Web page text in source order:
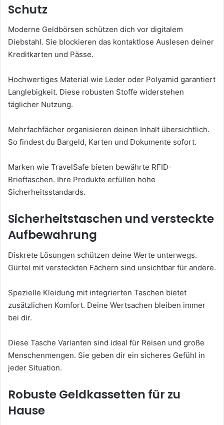
Schutz
Moderne Geldbörsen schützen dich vor digitalem
Diebstahl. Sie blockieren das kontaktlose Auslesen deiner
Kreditkarten und Pässe.
Hochwertiges Material wie Leder oder Polyamid garantiert
Langlebigkeit. Diese robusten Stoffe widerstehen
täglicher Nutzung.
Mehrfachfächer organisieren deinen Inhalt übersichtlich.
So findest du Bargeld, Karten und Dokumente sofort.
Marken wie TravelSafe bieten bewährte RFID-
Brieftaschen. Ihre Produkte erfüllen hohe
Sicherheitsstandards.
Sicherheitstaschen und versteckte
Aufbewahrung
Diskrete Lösungen schützen deine Werte unterwegs.
Gürtel mit versteckten Fächern sind unsichtbar für andere.
Spezielle Kleidung mit integrierten Taschen bietet
zusätzlichen Komfort. Deine Wertsachen bleiben immer
bei dir.
Diese Tasche Varianten sind ideal für Reisen und große
Menschenmengen. Sie geben dir ein sicheres Gefühl in
jeder Situation.
Robuste Geldkassetten für zu
Hause